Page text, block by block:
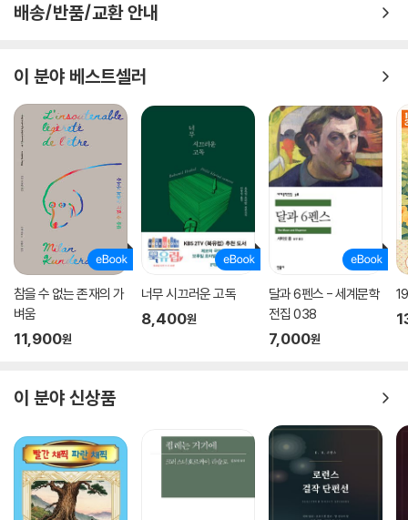
배송/반품/교환 안내
이 분야 베스트셀러
참을 수 없는 존재의 가
벼움
11,900원
너무 시끄러운 고독
8,400원
달과 6펜스 - 세계문학
전집 038
7,000원
이 분야 신상품